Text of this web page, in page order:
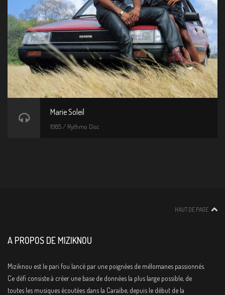
Marie Soleil
1985 / Rythmo Disc
HAUT DE PAGE
A PROPOS DE MIZIKNOU
Miziknou est le pari fou lancé par une poignées de mélomanes passionnés.
Ce défi consiste à créer une base de données la plus large possible, de
toutes les musiques écoutées dans la Caraïbe, depuis le début de la